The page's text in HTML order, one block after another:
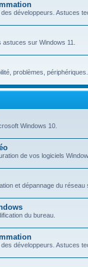
développeurs. Astuces
sur Windows 11.
problèmes, périphériques.
Windows 10.
de vos logiciels
et dépannage du réseau
du bureau.
développeurs. Astuces